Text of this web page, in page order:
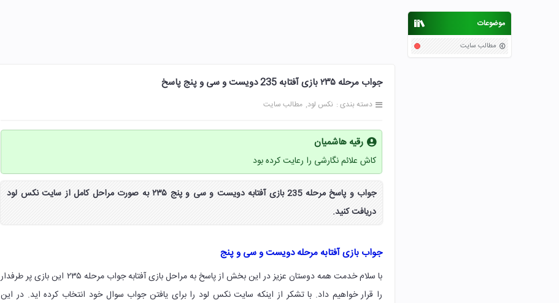
موضوعات
مطالب سایت
جواب مرحله ۲۳۵ بازی آفتابه 235 دویست و سی و پنج پاسخ
دسته بندی : نکس لود مطالب سایت
رقیه هاشمیان
کاش علائم نگارشی را رعایت کرده بود
جواب و پاسخ مرحله 235 بازی آفتابه دویست و سی و پنج ۲۳۵ به صورت مراحل کامل از سایت نکس لود
دریافت کنید.
جواب بازی آفتابه مرحله دویست و سی و پنج
با سلام خدمت همه دوستان عزیز در این بخش از پاسخ به مراحل بازی آفتابه جواب مرحله ۲۳۵ این بازی پر طرفدار
را قرار خواهیم داد. با تشکر از اینکه سایت نکس لود را برای یافتن جواب سوال خود انتخاب کرده اید. در این